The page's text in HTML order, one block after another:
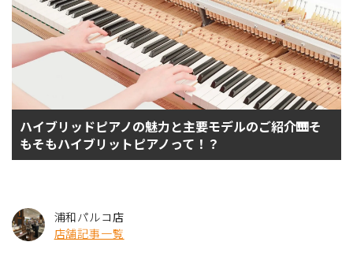
ハイブリッドピアノの魅力と主要モデルのご紹介🎹そ
もそもハイブリットピアノって！？
浦和パルコ店
店舗記事一覧